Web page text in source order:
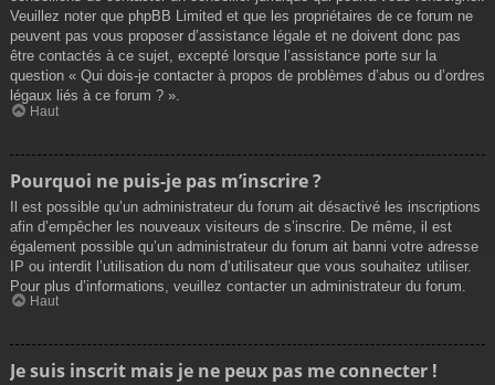
Veuillez noter que phpBB Limited et que les propriétaires de ce forum ne
peuvent pas vous proposer d’assistance légale et ne doivent donc pas
être contactés à ce sujet, excepté lorsque l’assistance porte sur la
question « Qui dois-je contacter à propos de problèmes d’abus ou d’ordres
légaux liés à ce forum ? ».
Haut
Pourquoi ne puis-je pas m’inscrire ?
Il est possible qu’un administrateur du forum ait désactivé les inscriptions
afin d’empêcher les nouveaux visiteurs de s’inscrire. De même, il est
également possible qu’un administrateur du forum ait banni votre adresse
IP ou interdit l’utilisation du nom d’utilisateur que vous souhaitez utiliser.
Pour plus d’informations, veuillez contacter un administrateur du forum.
Haut
Je suis inscrit mais je ne peux pas me connecter !